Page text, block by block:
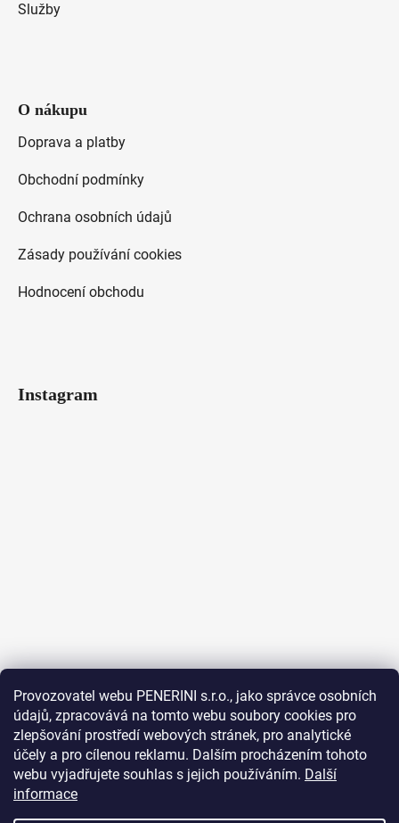
Provozovatel webu PENERINI s.r.o., jako správce osobních
údajů, zpracovává na tomto webu soubory cookies pro
zlepšování prostředí webových stránek, pro analytické
účely a pro cílenou reklamu. Dalším procházením tohoto
webu vyjadřujete souhlas s jejich používáním. Další
informace
Služby
O nákupu
Doprava a platby
Obchodní podmínky
Ochrana osobních údajů
Zásady používání cookies
Hodnocení obchodu
Instagram
Sledovat na Instagramu
Facebook